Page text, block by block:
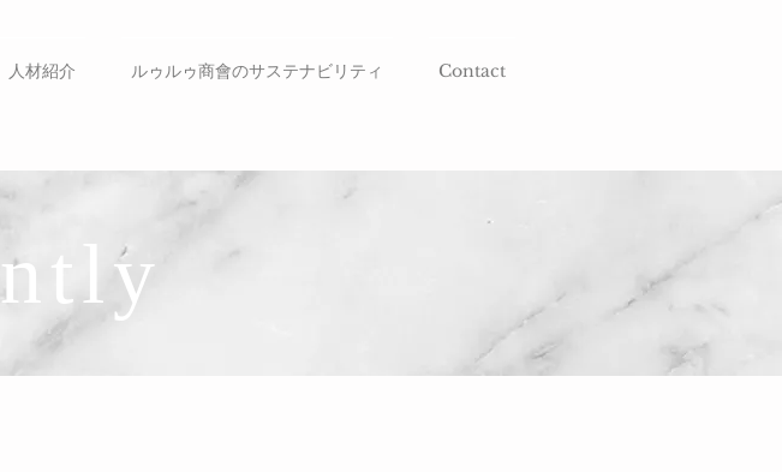
人材紹介 ルゥルゥ商會のサステナビリティ Contact